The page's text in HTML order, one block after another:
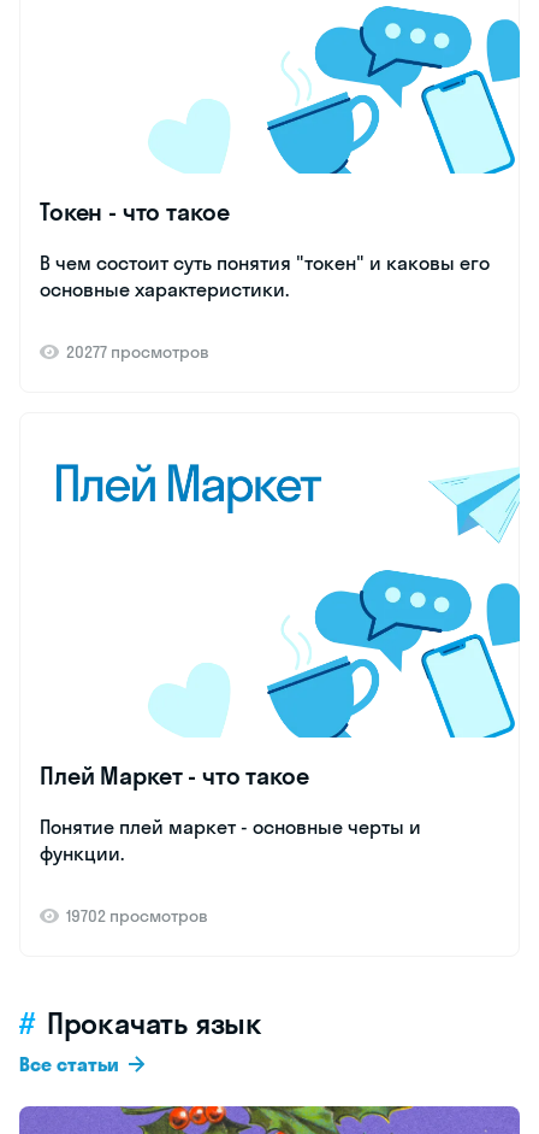
Токен - что такое
В чем состоит суть понятия "токен" и каковы его
основные характеристики.
20277 просмотров
Плей Маркет - что такое
Понятие плей маркет - основные черты и
функции.
19702 просмотров
Прокачать язык
Все статьи